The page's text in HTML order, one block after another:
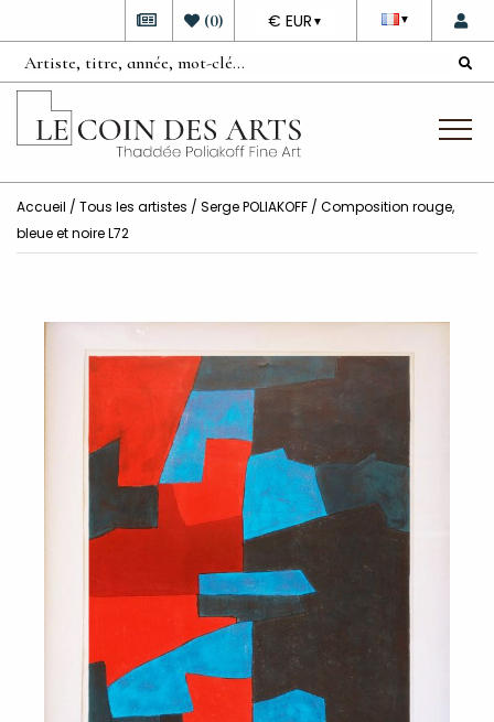
▼
DEVISE
€ EUR ▼
(0)
Accueil / Tous les artistes / Serge POLIAKOFF / Composition rouge,
bleue et noire L72